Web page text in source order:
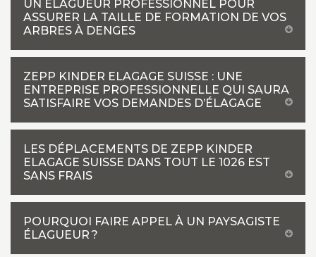
UN ÉLAGUEUR PROFESSIONNEL POUR
ASSURER LA TAILLE DE FORMATION DE VOS
ARBRES À DENGES
ZEPP KINDER ELAGAGE SUISSE : UNE
ENTREPRISE PROFESSIONNELLE QUI SAURA
SATISFAIRE VOS DEMANDES D’ÉLAGAGE
LES DÉPLACEMENTS DE ZEPP KINDER
ELAGAGE SUISSE DANS TOUT LE 1026 EST
SANS FRAIS
POURQUOI FAIRE APPEL À UN PAYSAGISTE
ÉLAGUEUR ?